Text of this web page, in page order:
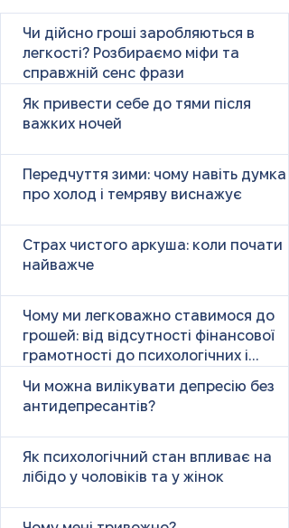
Чи дійсно гроші заробляються в
легкості? Розбираємо міфи та
справжній сенс фрази
Як привести себе до тями після
важких ночей
Передчуття зими: чому навіть думка
про холод і темряву виснажує
Страх чистого аркуша: коли почати
найважче
Чому ми легковажно ставимося до
грошей: від відсутності фінансової
грамотності до психологічних і
Чи можна вилікувати депресію без
антидепресантів?
Як психологічний стан впливає на
лібідо у чоловіків та у жінок